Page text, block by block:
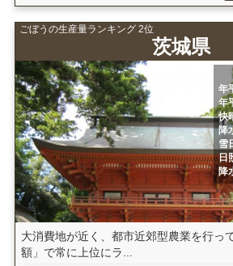
ごぼうの生産量ランキング 2位
茨城県
年
年
快
降
雪
日
降
大消費地が近く、都市近郊型農業を行っ
額」で常に上位にラ...